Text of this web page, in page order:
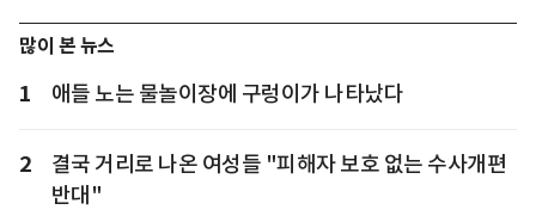
많이 본 뉴스
1 애들 노는 물놀이장에 구렁이가 나타났다
2
결국 거리로 나온 여성들 "피해자 보호 없는 수사개편
반대"